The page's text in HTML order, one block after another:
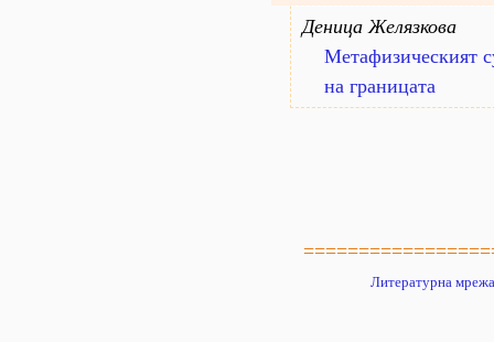
Деница Желязкова
Метафизическият
на границата
Литературна